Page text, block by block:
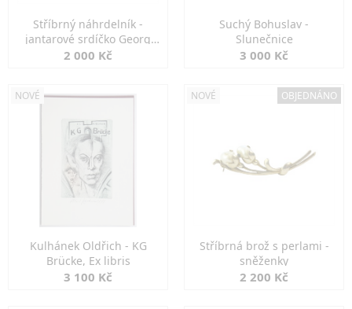
Stříbrný náhrdelník -
jantarové srdíčko Georg
Kramer
2 000 Kč
Suchý Bohuslav -
Slunečnice
3 000 Kč
NOVÉ
Kulhánek Oldřich - KG
Brücke, Ex libris
3 100 Kč
NOVÉ OBJEDNÁNO
Stříbrná brož s perlami -
sněženky
2 200 Kč